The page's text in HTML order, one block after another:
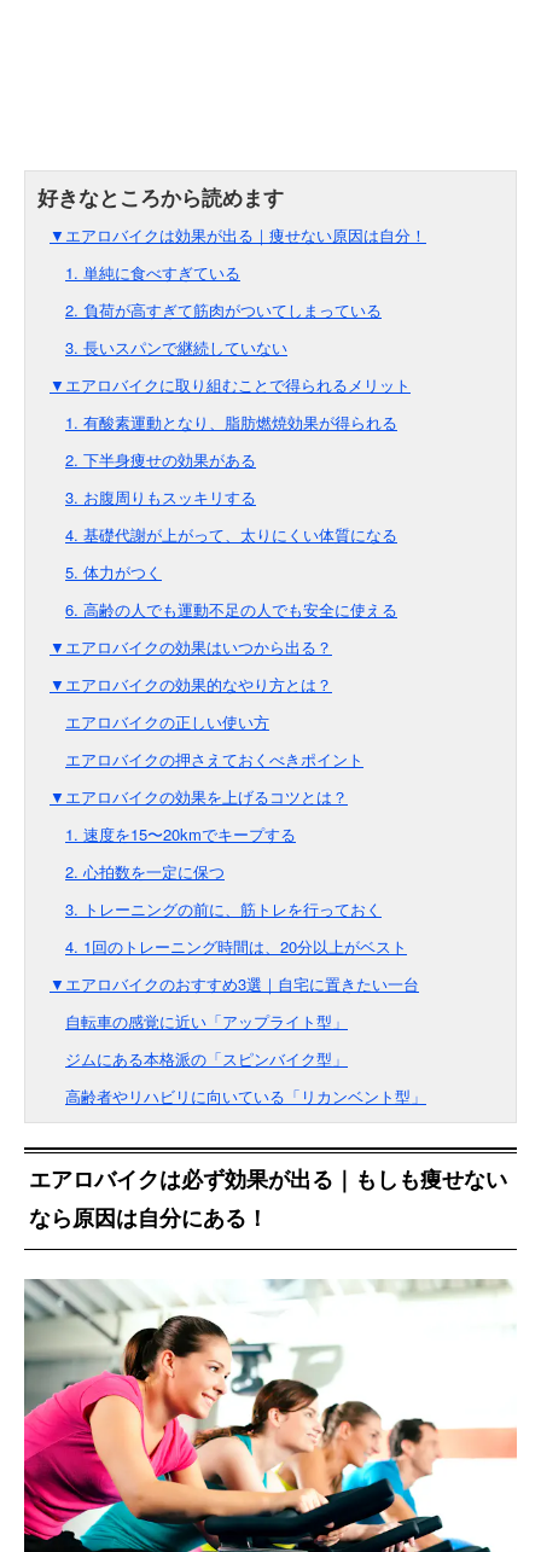
▼エアロバイクは効果が出る｜痩せない原因は自分！
1. 単純に食べすぎている
2. 負荷が高すぎて筋肉がついてしまっている
3. 長いスパンで継続していない
▼エアロバイクに取り組むことで得られるメリット
1. 有酸素運動となり、脂肪燃焼効果が得られる
2. 下半身痩せの効果がある
3. お腹周りもスッキリする
4. 基礎代謝が上がって、太りにくい体質になる
5. 体力がつく
6. 高齢の人でも運動不足の人でも安全に使える
▼エアロバイクの効果はいつから出る？
▼エアロバイクの効果的なやり方とは？
エアロバイクの正しい使い方
エアロバイクの押さえておくべきポイント
▼エアロバイクの効果を上げるコツとは？
1. 速度を15〜20kmでキープする
2. 心拍数を一定に保つ
3. トレーニングの前に、筋トレを行っておく
4. 1回のトレーニング時間は、20分以上がベスト
▼エアロバイクのおすすめ3選｜自宅に置きたい一台
自転車の感覚に近い「アップライト型」
ジムにある本格派の「スピンバイク型」
高齢者やリハビリに向いている「リカンベント型」
エアロバイクは必ず効果が出る｜もしも痩せない
なら原因は自分にある！